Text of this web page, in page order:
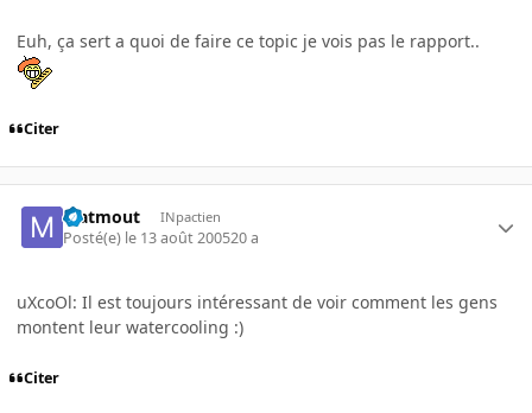
Euh, ça sert a quoi de faire ce topic je vois pas le rapport..
Citer
Matmout INpactien
Posté(e) le 13 août 200520 a
uXcoOl: Il est toujours intéressant de voir comment les gens
montent leur watercooling :)
Citer